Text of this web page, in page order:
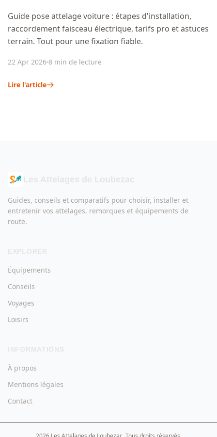
Guide pose attelage voiture : étapes d'installation,
raccordement faisceau électrique, tarifs pro et astuces
terrain. Tout pour une fixation fiable.
22 Apr 2026 8 min de lecture
Lire l'article
Guides, conseils et comparatifs pour choisir, installer et
entretenir vos attelages, remorques et équipements de
route.
Équipements
Conseils
Voyages
Loisirs
À propos
Mentions légales
Contact